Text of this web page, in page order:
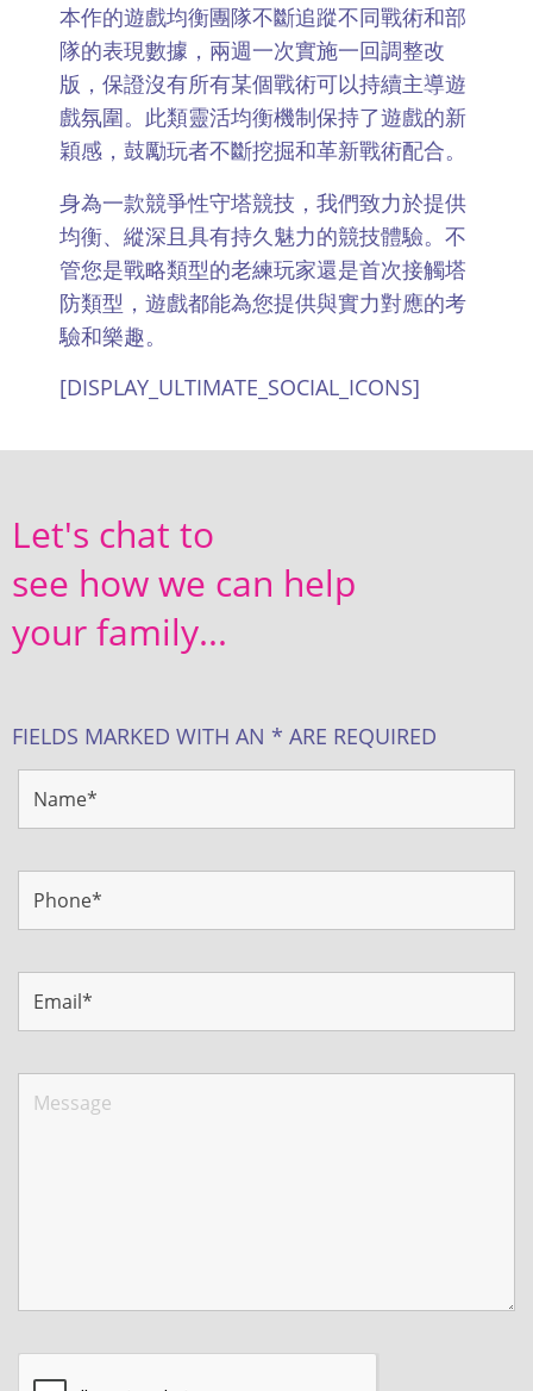
本作的遊戲均衡團隊不斷追蹤不同戰術和部
隊的表現數據，兩週一次實施一回調整改
版，保證沒有所有某個戰術可以持續主導遊
戲氛圍。此類靈活均衡機制保持了遊戲的新
穎感，鼓勵玩者不斷挖掘和革新戰術配合。
身為一款競爭性守塔競技，我們致力於提供
均衡、縱深且具有持久魅力的競技體驗。不
管您是戰略類型的老練玩家還是首次接觸塔
防類型，遊戲都能為您提供與實力對應的考
驗和樂趣。
[DISPLAY_ULTIMATE_SOCIAL_ICONS]
Let's chat to
see how we can help
your family...
FIELDS MARKED WITH AN * ARE REQUIRED